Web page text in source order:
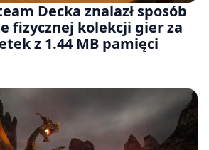
Decka znalazł sposób
fizycznej kolekcji gier za
z 1.44 MB pamięci